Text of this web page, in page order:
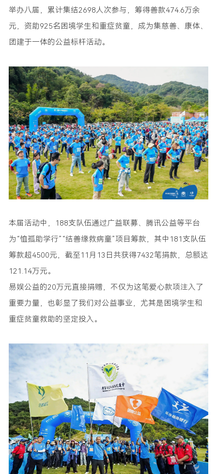
举办八届，累计集结2698人次参与，筹得善款474.6万余
元，资助925名困境学生和重症贫童，成为集慈善、康体、
团建于一体的公益标杆活动。
本届活动中，188支队伍通过广益联募、腾讯公益等平台
为“恤孤助学行”“结善缘救病童”项目筹款，其中181支队伍
筹款超4500元，截至11月13日共获得7432笔捐款，总额达
121.14万元。
易娱公益的20万元直接捐赠，不仅为这笔爱心款项注入了
重要力量，也彰显了我们对公益事业，尤其是困境学生和
重症贫童救助的坚定投入。